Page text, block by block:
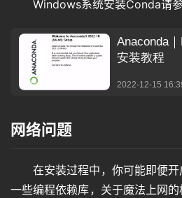
Windows系统安装Conda请参
网络问题
在安装过程中，你可能即便
一些编程依赖库，关于魔法上网